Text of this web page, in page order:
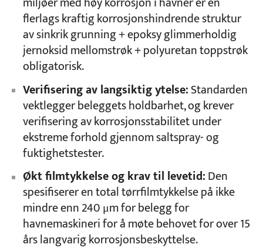
flerlags kraftig korrosjonshindrende struktur
av sinkrik grunning + epoksy glimmerholdig
jernoksid mellomstrøk + polyuretan toppstrøk
obligatorisk.
Verifisering av langsiktig ytelse:Standarden
vektlegger beleggets holdbarhet, og krever
verifisering av korrosjonsstabilitet under
ekstreme forhold gjennom saltspray- og
fuktighetstester.
Økt filmtykkelse og krav til levetid:Den
spesifiserer en total tørrfilmtykkelse på ikke
mindre enn 240 μm for belegg for
havnemaskineri for å møte behovet for over 15
års langvarig korrosjonsbeskyttelse.